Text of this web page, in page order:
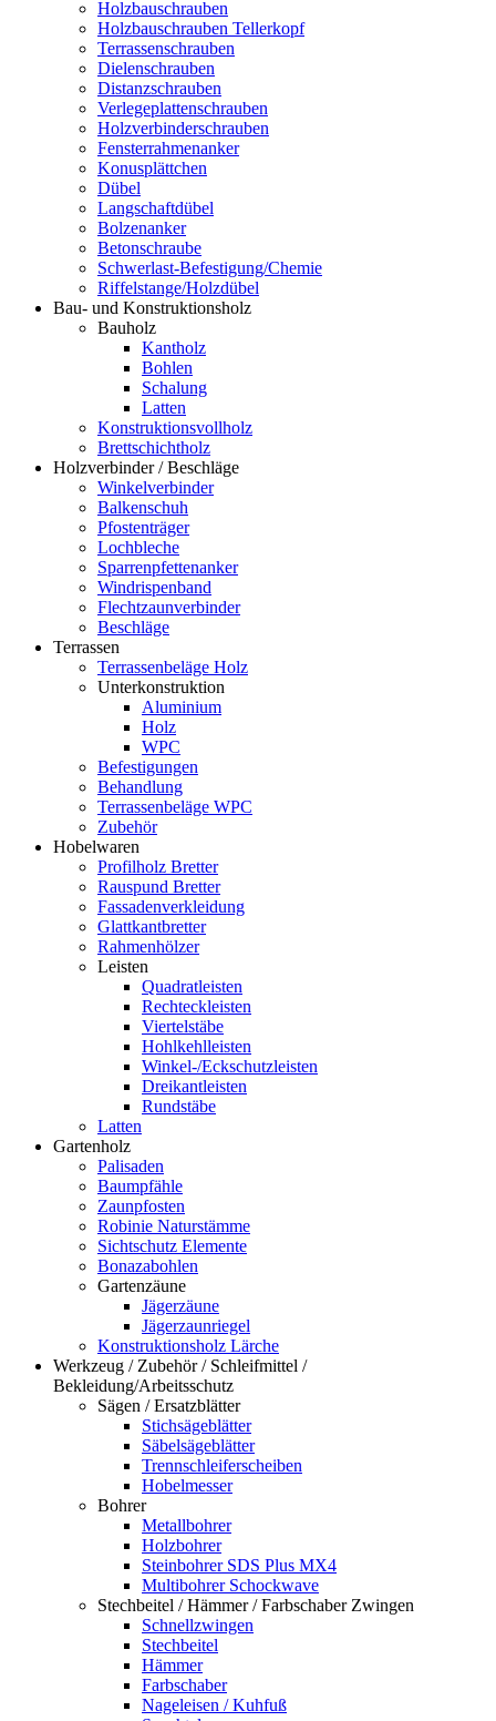
Holzbauschrauben
Holzbauschrauben Tellerkopf
Terrassenschrauben
Dielenschrauben
Distanzschrauben
Verlegeplattenschrauben
Holzverbinderschrauben
Fensterrahmenanker
Konusplättchen
Dübel
Langschaftdübel
Bolzenanker
Betonschraube
Schwerlast-Befestigung/Chemie
Riffelstange/Holzdübel
Bau- und Konstruktionsholz
Bauholz
Kantholz
Bohlen
Schalung
Latten
Konstruktionsvollholz
Brettschichtholz
Holzverbinder / Beschläge
Winkelverbinder
Balkenschuh
Pfostenträger
Lochbleche
Sparrenpfettenanker
Windrispenband
Flechtzaunverbinder
Beschläge
Terrassen
Terrassenbeläge Holz
Unterkonstruktion
Aluminium
Holz
WPC
Befestigungen
Behandlung
Terrassenbeläge WPC
Zubehör
Hobelwaren
Profilholz Bretter
Rauspund Bretter
Fassadenverkleidung
Glattkantbretter
Rahmenhölzer
Leisten
Quadratleisten
Rechteckleisten
Viertelstäbe
Hohlkehlleisten
Winkel-/Eckschutzleisten
Dreikantleisten
Rundstäbe
Latten
Gartenholz
Palisaden
Baumpfähle
Zaunpfosten
Robinie Naturstämme
Sichtschutz Elemente
Bonazabohlen
Gartenzäune
Jägerzäune
Jägerzaunriegel
Konstruktionsholz Lärche
Werkzeug / Zubehör / Schleifmittel /
Bekleidung/Arbeitsschutz
Sägen / Ersatzblätter
Stichsägeblätter
Säbelsägeblätter
Trennschleiferscheiben
Hobelmesser
Bohrer
Metallbohrer
Holzbohrer
Steinbohrer SDS Plus MX4
Multibohrer Schockwave
Stechbeitel / Hämmer / Farbschaber Zwingen
Schnellzwingen
Stechbeitel
Hämmer
Farbschaber
Nageleisen / Kuhfuß